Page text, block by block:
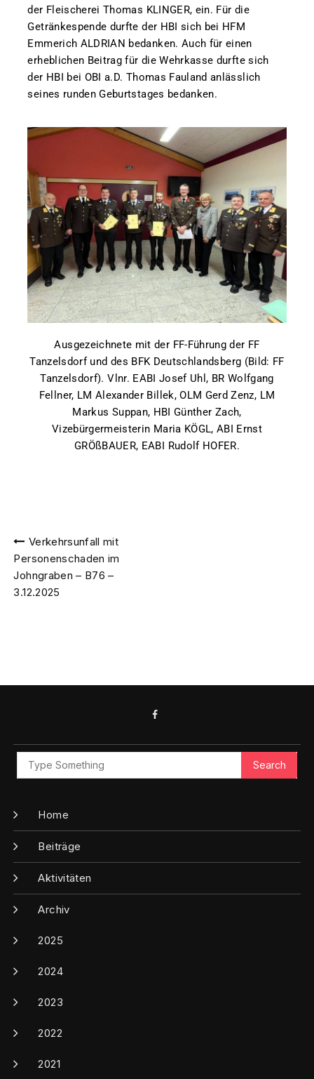
der Fleischerei Thomas KLINGER, ein. Für die
Getränkespende durfte der HBI sich bei HFM
Emmerich ALDRIAN bedanken. Auch für einen
erheblichen Beitrag für die Wehrkasse durfte sich
der HBI bei OBI a.D. Thomas Fauland anlässlich
seines runden Geburtstages bedanken.
Ausgezeichnete mit der FF-Führung der FF
Tanzelsdorf und des BFK Deutschlandsberg (Bild: FF
Tanzelsdorf). Vlnr. EABI Josef Uhl, BR Wolfgang
Fellner, LM Alexander Billek, OLM Gerd Zenz, LM
Markus Suppan, HBI Günther Zach,
Vizebürgermeisterin Maria KÖGL, ABI Ernst
GRÖßBAUER, EABI Rudolf HOFER.
Verkehrsunfall mit
Personenschaden im
Johngraben – B76 –
3.12.2025
Home
Beiträge
Aktivitäten
Archiv
2025
2024
2023
2022
2021